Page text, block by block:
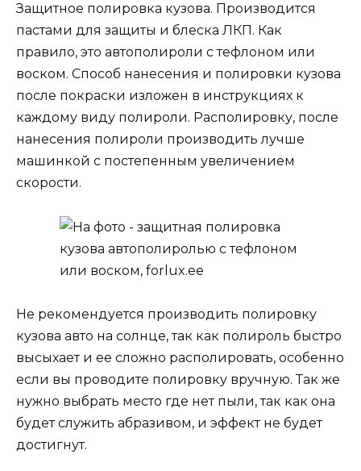
Защитное полировка кузова. Производится
пастами для защиты и блеска ЛКП. Как
правило, это автополироли с тефлоном или
воском. Способ нанесения и полировки кузова
после покраски изложен в инструкциях к
каждому виду полироли. Располировку, после
нанесения полироли производить лучше
машинкой с постепенным увеличением
скорости.
Не рекомендуется производить полировку
кузова авто на солнце, так как полироль быстро
высыхает и ее сложно располировать, особенно
если вы проводите полировку вручную. Так же
нужно выбрать место где нет пыли, так как она
будет служить абразивом, и эффект не будет
достигнут.